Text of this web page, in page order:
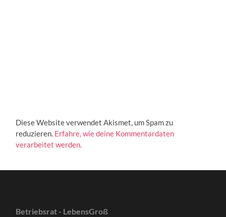
Diese Website verwendet Akismet, um Spam zu
reduzieren. Erfahre, wie deine Kommentardaten
verarbeitet werden.
Betriebsrat - LebensGroß